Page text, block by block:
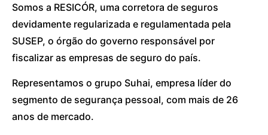
Somos a RESICÓR, uma corretora de seguros
devidamente regularizada e regulamentada pela
SUSEP, o órgão do governo responsável por
fiscalizar as empresas de seguro do país.
Representamos o grupo Suhai, empresa líder do
segmento de segurança pessoal, com mais de 26
anos de mercado.